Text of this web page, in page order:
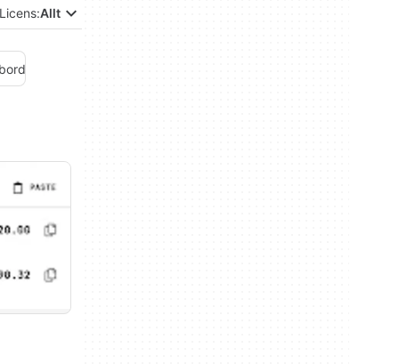
Licens:Allt